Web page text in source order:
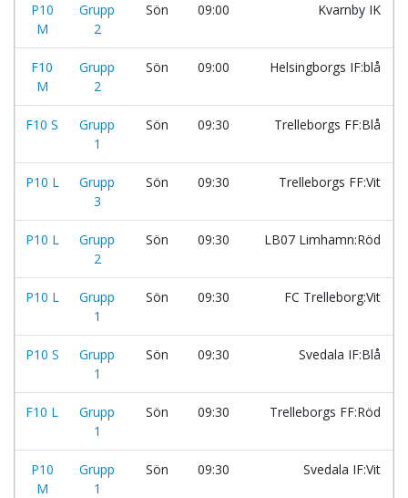
P10
M
Grupp
2
Sön 09:00 Kvarnby IK
F10
M
Grupp
2
Sön 09:00 Helsingborgs IF:blå
F10 S
Grupp
1
Sön 09:30 Trelleborgs FF:Blå
P10 L
Grupp
3
Sön 09:30 Trelleborgs FF:Vit
P10 L
Grupp
2
Sön 09:30 LB07 Limhamn:Röd
P10 L
Grupp
1
Sön 09:30 FC Trelleborg:Vit
P10 S
Grupp
1
Sön 09:30 Svedala IF:Blå
F10 L
Grupp
1
Sön 09:30 Trelleborgs FF:Röd
P10
M
Grupp
1
Sön 09:30 Svedala IF:Vit